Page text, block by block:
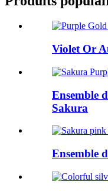
Violet Or
Ensemble
Sakura
Ensemble